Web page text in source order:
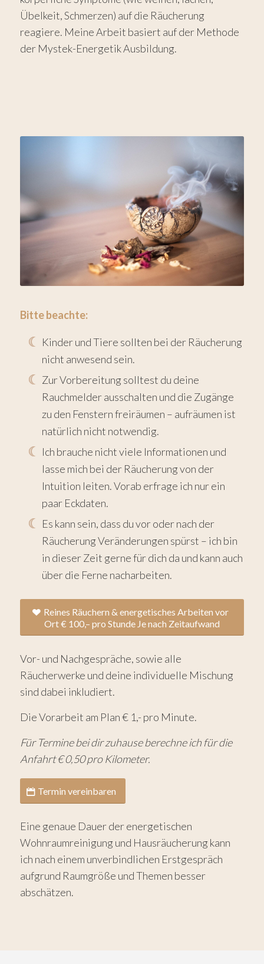
Übelkeit, Schmerzen) auf die Räucherung
reagiere. Meine Arbeit basiert auf der Methode
der Mystek-Energetik Ausbildung.
Bitte beachte:
Kinder und Tiere sollten bei der Räucherung
nicht anwesend sein.
Zur Vorbereitung solltest du deine
Rauchmelder ausschalten und die Zugänge
zu den Fenstern freiräumen – aufräumen ist
natürlich nicht notwendig.
Ich brauche nicht viele Informationen und
lasse mich bei der Räucherung von der
Intuition leiten. Vorab erfrage ich nur ein
paar Eckdaten.
Es kann sein, dass du vor oder nach der
Räucherung Veränderungen spürst – ich bin
in dieser Zeit gerne für dich da und kann auch
über die Ferne nacharbeiten.
Reines Räuchern & energetisches Arbeiten vor
Ort € 100,– pro Stunde Je nach Zeitaufwand
Vor- und Nachgespräche, sowie alle
Räucherwerke und deine individuelle Mischung
sind dabei inkludiert.
Die Vorarbeit am Plan € 1,- pro Minute.
Für Termine bei dir zuhause berechne ich für die
Anfahrt € 0,50 pro Kilometer.
Termin vereinbaren
Eine genaue Dauer der energetischen
Wohnraumreinigung und Hausräucherung kann
ich nach einem unverbindlichen Erstgespräch
aufgrund Raumgröße und Themen besser
abschätzen.